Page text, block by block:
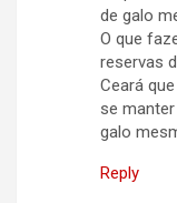
de galo
O que
reservas
Ceará
se
galo
Reply